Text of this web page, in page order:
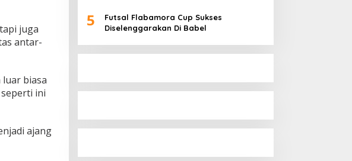
juga
antar-
biasa
ini
ajang
5
Futsal Flabamora Cup Sukses
Diselenggarakan Di Babel